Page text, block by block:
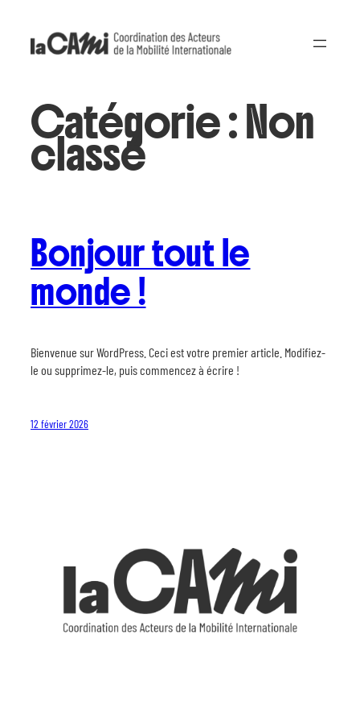
contenu
Catégorie :Non
classé
Bonjour tout le
monde !
Bienvenue sur WordPress. Ceci est votre premier article. Modifiez-
le ou supprimez-le, puis commencez à écrire !
12 février 2026